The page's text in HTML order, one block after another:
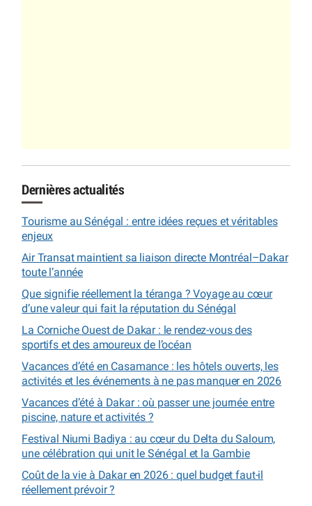
Dernières actualités
Tourisme au Sénégal : entre idées reçues et véritables
enjeux
Air Transat maintient sa liaison directe Montréal–Dakar
toute l’année
Que signifie réellement la téranga ? Voyage au cœur
d’une valeur qui fait la réputation du Sénégal
La Corniche Ouest de Dakar : le rendez-vous des
sportifs et des amoureux de l’océan
Vacances d’été en Casamance : les hôtels ouverts, les
activités et les événements à ne pas manquer en 2026
Vacances d’été à Dakar : où passer une journée entre
piscine, nature et activités ?
Festival Niumi Badiya : au cœur du Delta du Saloum,
une célébration qui unit le Sénégal et la Gambie
Coût de la vie à Dakar en 2026 : quel budget faut-il
réellement prévoir ?